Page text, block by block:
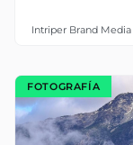
Intriper Brand Media
FOTOGRAFÍA